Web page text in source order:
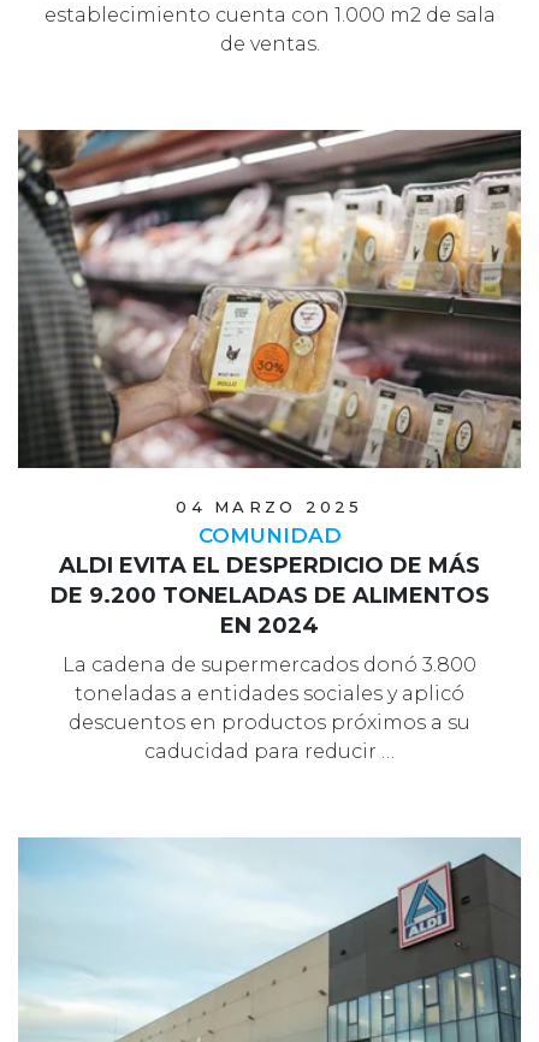
establecimiento cuenta con 1.000 m2 de sala
de ventas.
04 MARZO 2025
COMUNIDAD
ALDI EVITA EL DESPERDICIO DE MÁS
DE 9.200 TONELADAS DE ALIMENTOS
EN 2024
La cadena de supermercados donó 3.800
toneladas a entidades sociales y aplicó
descuentos en productos próximos a su
caducidad para reducir …